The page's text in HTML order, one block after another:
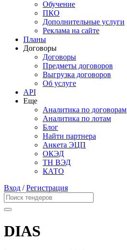
Обучение
ПКО
Дополнительные услуги
Реклама на сайте
Планы
Договоры
Договоры
Предметы договоров
Выгрузка договоров
Об услуге
API
Еще
Аналитика по договорам
Аналитика по лотам
Блог
Найти партнера
Анкета ЭЦП
ОКЭД
ТН ВЭД
КАТО
Вход /Регистрация
DIAS